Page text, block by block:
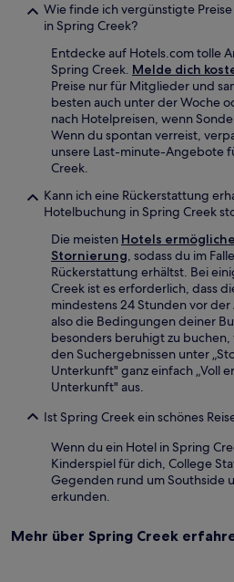
Wie finde ich vergünstigte
in Spring Creek?
Entdecke auf Hotels.com tolle
Spring Creek. Melde dich
Preise nur für Mitglieder und
besten auch unter der Woche
nach Hotelpreisen, wenn
Wenn du spontan verreist,
unsere Last-minute-Angebote
Creek.
Kann ich eine Rückerstattung
Hotelbuchung in Spring Creek
Die meisten Hotels
Stornierung, sodass du im
Rückerstattung erhältst. Bei
Creek ist es erforderlich, dass
mindestens 24 Stunden vor
also die Bedingungen deiner
besonders beruhigt zu
den Suchergebnissen unter
Unterkunft" ganz einfach „Voll
Unterkunft" aus.
Ist Spring Creek ein schönes
Wenn du ein Hotel in Spring
Kinderspiel für dich, College
Gegenden rund um Southside
erkunden.
Mehr über Spring Creek